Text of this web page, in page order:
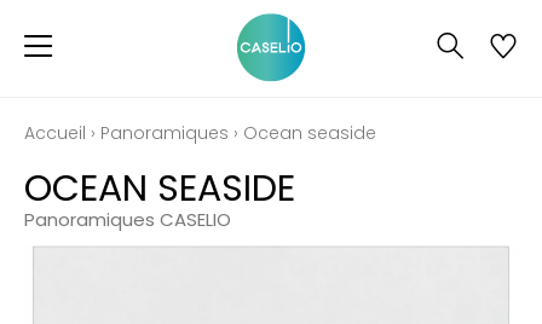
Accueil › Panoramiques › Ocean seaside
OCEAN SEASIDE
Panoramiques CASELIO